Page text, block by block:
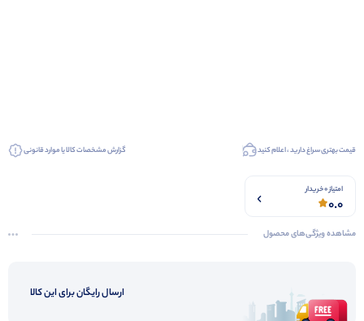
قیمت بهتری سراغ دارید ، اعلام کنید گزارش مشخصات کالا یا موارد قانونی
امتیاز 0 خریدار
0.0
مشاهده ویژگی‌های محصول
ارسال رایگان برای این کالا